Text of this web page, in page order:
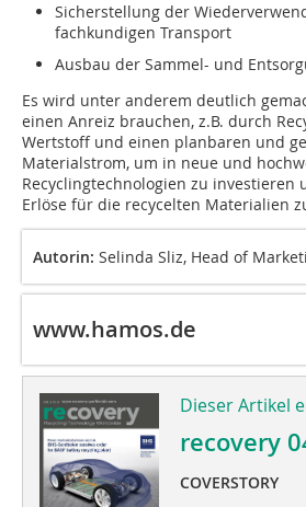
Sicherstellung der
fachkundigen Transport
Ausbau der Sammel- und
Es wird unter anderem deutlich
einen Anreiz brauchen, z.B. durch
Wertstoff und einen planbaren und
Materialstrom, um in neue und
Recyclingtechnologien zu investieren
Erlöse für die recycelten Materialien
Autorin: Selinda Sliz, Head of
www.hamos.de
Dieser Artikel
recovery
COVERSTORY